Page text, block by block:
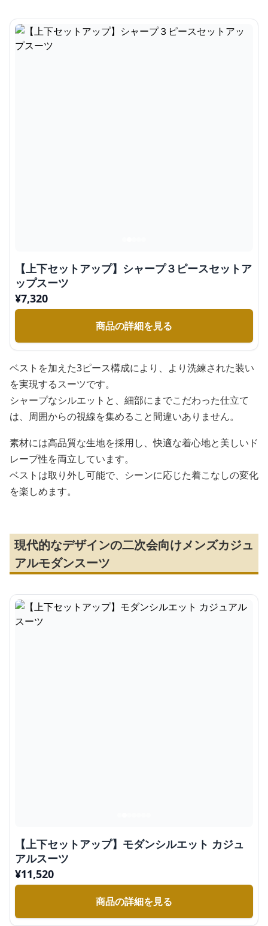
【上下セットアップ】シャープ３ピースセットア
ップスーツ
¥7,320
商品の詳細を見る
ベストを加えた3ピース構成により、より洗練された装い
を実現するスーツです。
シャープなシルエットと、細部にまでこだわった仕立て
は、周囲からの視線を集めること間違いありません。
素材には高品質な生地を採用し、快適な着心地と美しいド
レープ性を両立しています。
ベストは取り外し可能で、シーンに応じた着こなしの変化
を楽しめます。
現代的なデザインの二次会向けメンズカジュ
アルモダンスーツ
【上下セットアップ】モダンシルエット カジュ
アルスーツ
¥11,520
商品の詳細を見る